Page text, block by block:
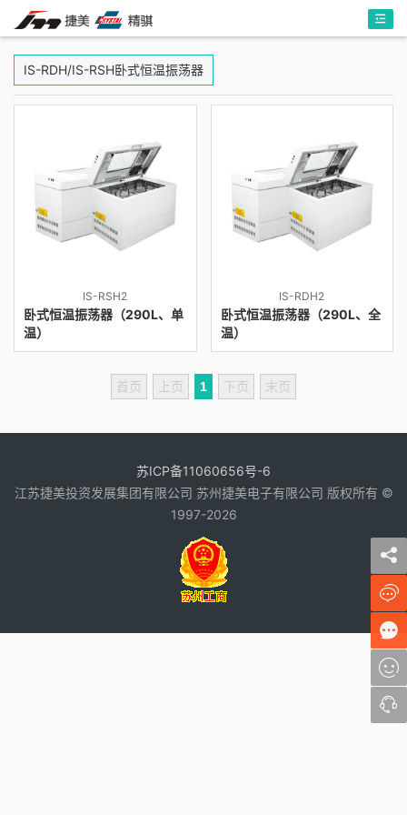
IS-RDH/IS-RSH卧式恒温振荡器
IS-RSH2
卧式恒温振荡器（290L、单
温）
IS-RDH2
卧式恒温振荡器（290L、全
温）
首页 上页 1 下页 末页
苏ICP备11060656号-6
江苏捷美投资发展集团有限公司 苏州捷美电子有限公司 版权所有 ©
1997-2026